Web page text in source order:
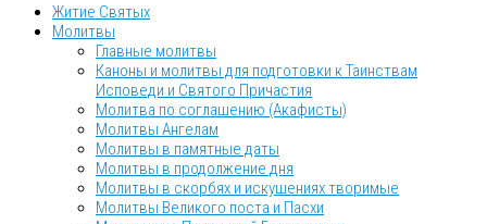
Житие Святых
Молитвы
Главные молитвы
Каноны и молитвы для подготовки к Таинствам
Исповеди и Святого Причастия
Молитва по соглашению (Акафисты)
Молитвы Ангелам
Молитвы в памятные даты
Молитвы в продолжение дня
Молитвы в скорбях и искушениях творимые
Молитвы Великого поста и Пасхи